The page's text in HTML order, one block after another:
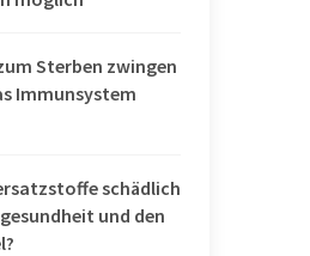
Sterben zwingen
Immunsystem
schädlich
und den